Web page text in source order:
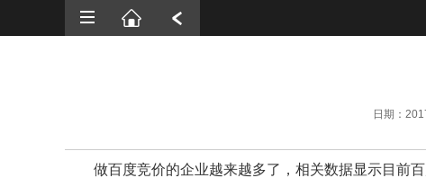
首页
SEO优化
日期：
做百度竞价的企业越来越多了，相关数据显示目前